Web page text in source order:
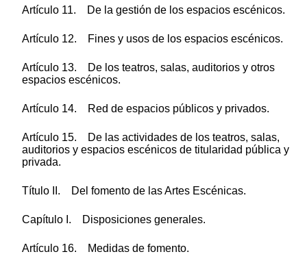
Artículo 11. De la gestión de los espacios escénicos.
Artículo 12. Fines y usos de los espacios escénicos.
Artículo 13. De los teatros, salas, auditorios y otros
espacios escénicos.
Artículo 14. Red de espacios públicos y privados.
Artículo 15. De las actividades de los teatros, salas,
auditorios y espacios escénicos de titularidad pública y
privada.
Título II. Del fomento de las Artes Escénicas.
Capítulo I. Disposiciones generales.
Artículo 16. Medidas de fomento.